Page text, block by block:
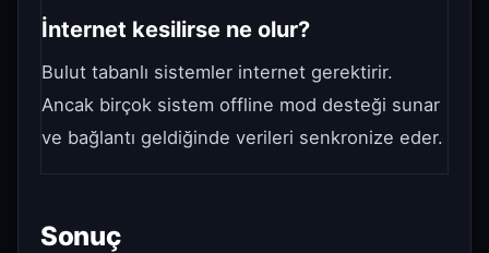
İnternet kesilirse ne olur?
Bulut tabanlı sistemler internet gerektirir.
Ancak birçok sistem offline mod desteği sunar
ve bağlantı geldiğinde verileri senkronize eder.
Sonuç